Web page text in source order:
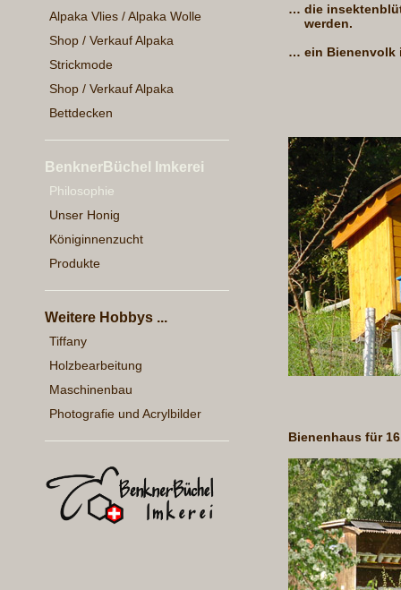
Alpaka Vlies / Alpaka Wolle
Shop / Verkauf Alpaka
Strickmode
Shop / Verkauf Alpaka
Bettdecken
BenknerBüchel Imkerei
Philosophie
Unser Honig
Königinnenzucht
Produkte
Weitere Hobbys ...
Tiffany
Holzbearbeitung
Maschinenbau
Photografie und Acrylbilder
… die
werden.
… ein Bienenvolk
Bienenhaus für